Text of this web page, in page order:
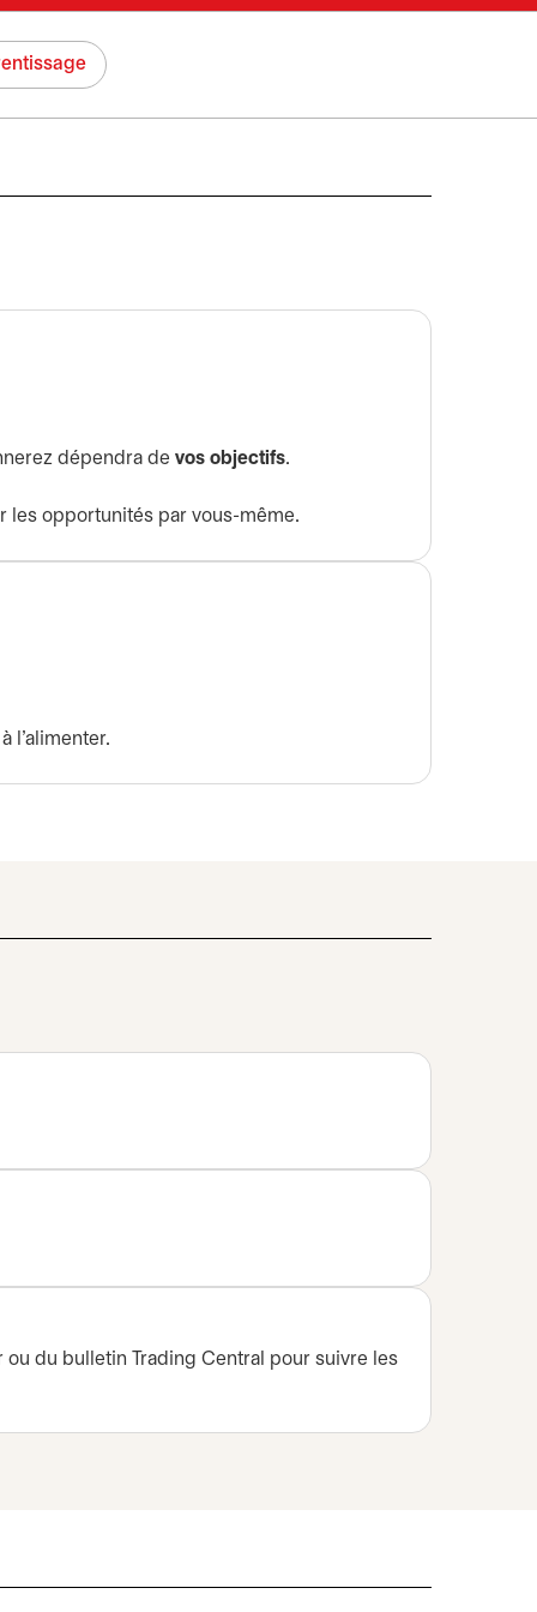
dépendra de vos objectifs.
les opportunités par vous-même.
l’alimenter.
ou du bulletin Trading Central pour suivre les